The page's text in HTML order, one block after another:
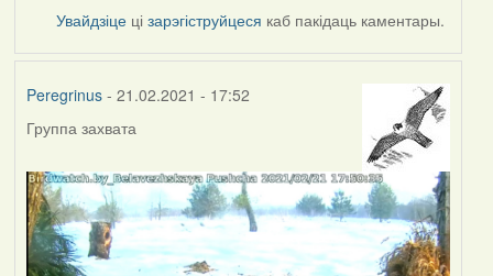
Увайдзіце цізарэгіструйцеся каб пакідаць каментары.
Peregrinus- 21.02.2021 - 17:52
Группа захвата